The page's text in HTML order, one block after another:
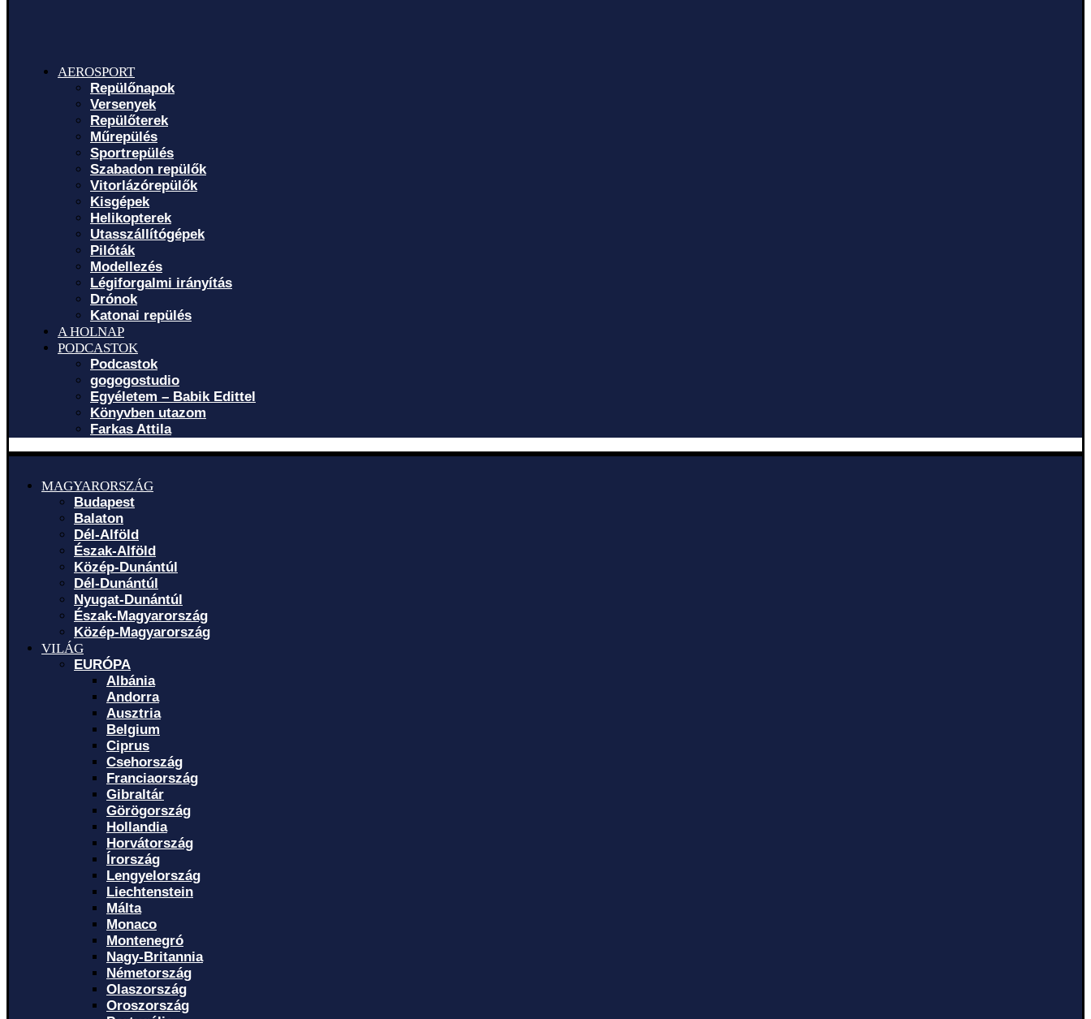
AEROSPORT
Repülőnapok
Versenyek
Repülőterek
Műrepülés
Sportrepülés
Szabadon repülők
Vitorlázórepülők
Kisgépek
Helikopterek
Utasszállítógépek
Pilóták
Modellezés
Légiforgalmi irányítás
Drónok
Katonai repülés
A HOLNAP
PODCASTOK
Podcastok
gogogostudio
Egyéletem – Babik Edittel
Könyvben utazom
Farkas Attila
MAGYARORSZÁG
Budapest
Balaton
Dél-Alföld
Észak-Alföld
Közép-Dunántúl
Dél-Dunántúl
Nyugat-Dunántúl
Észak-Magyarország
Közép-Magyarország
VILÁG
EURÓPA
Albánia
Andorra
Ausztria
Belgium
Ciprus
Csehország
Franciaország
Gibraltár
Görögország
Hollandia
Horvátország
Írország
Lengyelország
Liechtenstein
Málta
Monaco
Montenegró
Nagy-Britannia
Németország
Olaszország
Oroszország